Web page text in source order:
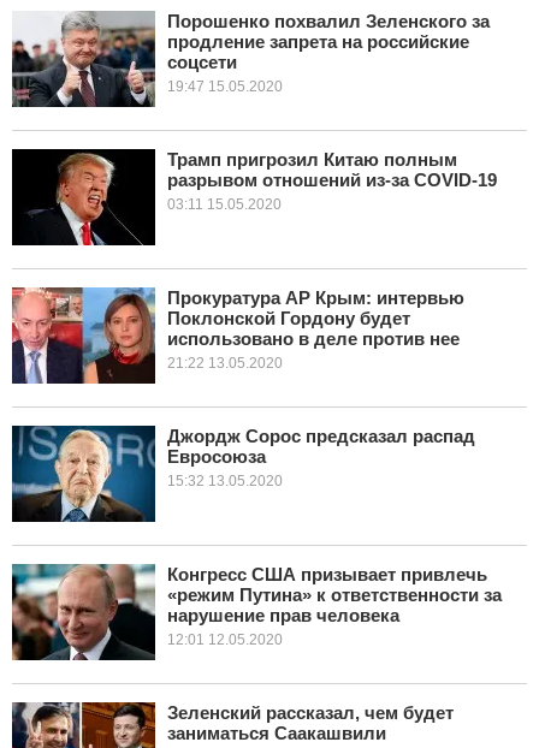
Порошенко похвалил Зеленского за
продление запрета на российские
соцсети
19:47 15.05.2020
Трамп пригрозил Китаю полным
разрывом отношений из-за COVID-19
03:11 15.05.2020
Прокуратура АР Крым: интервью
Поклонской Гордону будет
использовано в деле против нее
21:22 13.05.2020
Джордж Сорос предсказал распад
Евросоюза
15:32 13.05.2020
Конгресс США призывает привлечь
«режим Путина» к ответственности за
нарушение прав человека
12:01 12.05.2020
Зеленский рассказал, чем будет
заниматься Саакашвили